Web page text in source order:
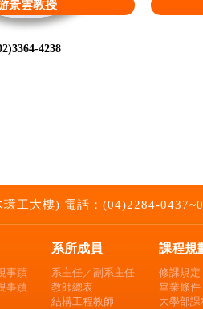
工大樓) 電話：(04)2284-
事蹟
事蹟
系所成員
系主任／副系主任
教師總表
結構工程教師
課程規
修課規定
畢業條件
大學部課